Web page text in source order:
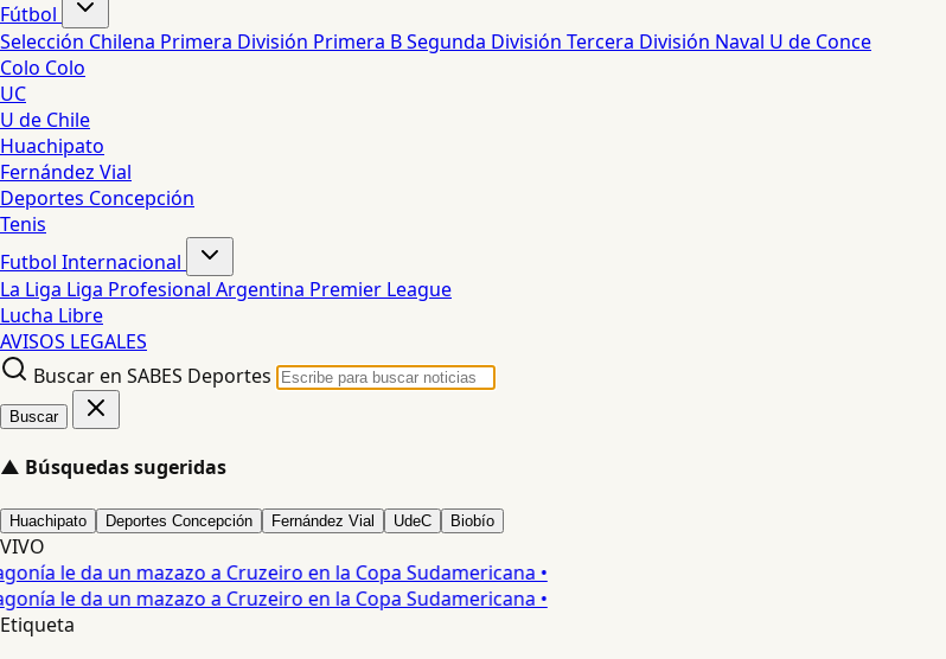
Fútbol
Selección Chilena Primera División Primera BSegunda División Tercera División Naval U de Conce
Colo Colo
UC
U de Chile
Huachipato
Fernández Vial
Deportes Concepción
Tenis
Futbol Internacional
La Liga Liga Profesional Argentina Premier League
Lucha Libre
AVISOS LEGALES
Buscar en SABES Deportes
Buscar
▲ Búsquedas sugeridas
Huachipato Deportes Concepción Fernández Vial UdeC Biobío
VIVO
le da un mazazo a Cruzeiro en la Copa Sudamericana •
le da un mazazo a Cruzeiro en la Copa Sudamericana •
Etiqueta